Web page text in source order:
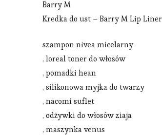
Barry M
Kredka do ust – Barry M Lip Liner
szampon nivea micelarny
, loreal toner do włosów
, pomadki hean
, silikonowa myjka do twarzy
, nacomi suflet
, odżywki do włosów ziaja
, maszynka venus